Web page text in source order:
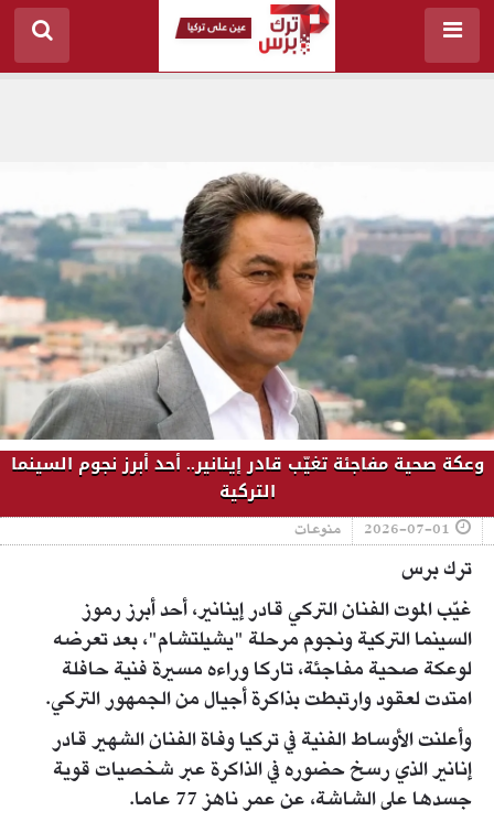
وعكة صحية مفاجئة تغيّب قادر إينانير.. أحد أبرز نجوم السينما
التركية
2026-07-01 منوعات
ترك برس
غيّب الموت الفنان التركي قادر إينانير، أحد أبرز رموز
السينما التركية ونجوم مرحلة "يشيلتشام"، بعد تعرضه
لوعكة صحية مفاجئة، تاركا وراءه مسيرة فنية حافلة
امتدت لعقود وارتبطت بذاكرة أجيال من الجمهور التركي.
وأعلنت الأوساط الفنية في تركيا وفاة الفنان الشهير قادر
إنانير الذي رسخ حضوره في الذاكرة عبر شخصيات قوية
جسدها على الشاشة، عن عمر ناهز 77 عاما.